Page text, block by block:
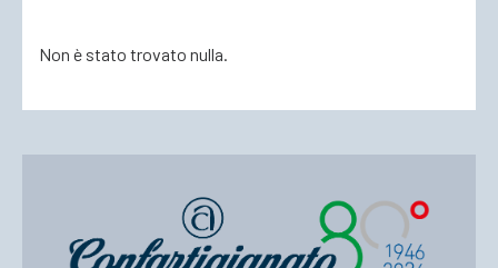
Il Sistema
Non è stato trovato nulla.